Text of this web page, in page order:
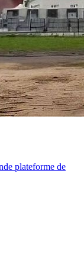
plateforme de